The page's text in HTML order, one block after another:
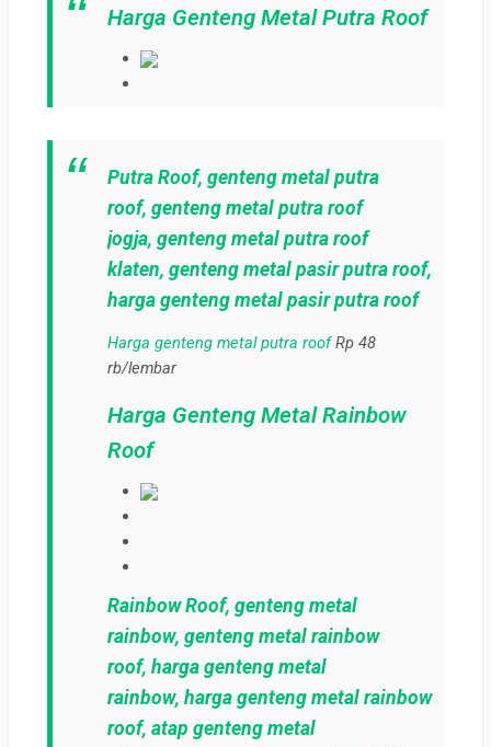
Harga Genteng Metal Putra Roof
Putra Roof, genteng metal putra
roof,genteng metal putra roof
jogja,genteng metal putra roof
klaten,genteng metal pasir putra roof,
harga genteng metal pasir putra roof
Harga genteng metal putra roofRp 48
rb/lembar
Harga Genteng Metal Rainbow
Roof
Rainbow Roof,genteng metal
rainbow,genteng metal rainbow
roof,harga genteng metal
rainbow,harga genteng metal rainbow
roof,atap genteng metal